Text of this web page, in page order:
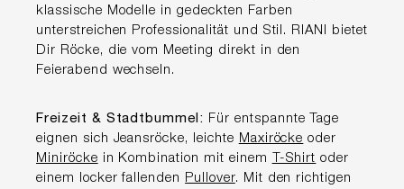
klassische Modelle in gedeckten Farben
unterstreichen Professionalität und Stil. RIANI bietet
Dir Röcke, die vom Meeting direkt in den
Feierabend wechseln.
Freizeit & Stadtbummel: Für entspannte Tage
eignen sich Jeansröcke, leichte Maxiröcke oder
Miniröcke in Kombination mit einem T-Shirt oder
einem locker fallenden Pullover. Mit den richtigen